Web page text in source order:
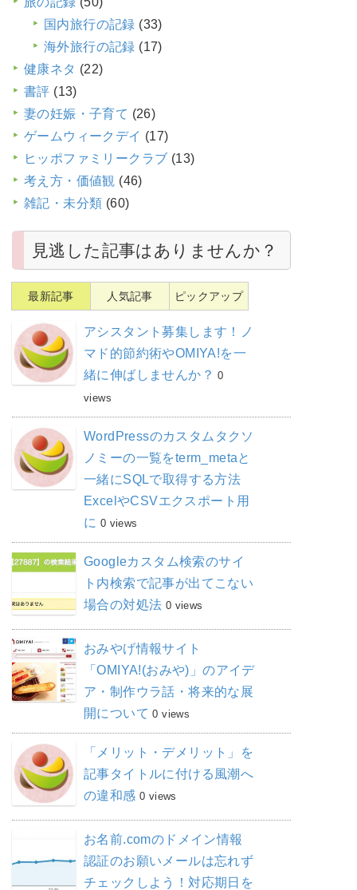
国内旅行の記録 (33)
海外旅行の記録 (17)
健康ネタ (22)
書評 (13)
妻の妊娠・子育て (26)
ゲームウィークデイ (17)
ヒッポファミリークラブ (13)
考え方・価値観 (46)
雑記・未分類 (60)
見逃した記事はありませんか？
最新記事 人気記事 ピックアップ
アシスタント募集します！ノ
マド的節約術やOMIYA!を一
緒に伸ばしませんか？ 0
views
WordPressのカスタムタクソ
ノミーの一覧をterm_metaと
一緒にSQLで取得する方法
ExcelやCSVエクスポート用
に 0 views
Googleカスタム検索のサイ
ト内検索で記事が出てこない
場合の対処法 0 views
おみやげ情報サイト
「OMIYA!(おみや)」のアイデ
ア・制作ウラ話・将来的な展
開について 0 views
「メリット・デメリット」を
記事タイトルに付ける風潮へ
の違和感 0 views
お名前.comのドメイン情報
認証のお願いメールは忘れず
チェックしよう！対応期日を